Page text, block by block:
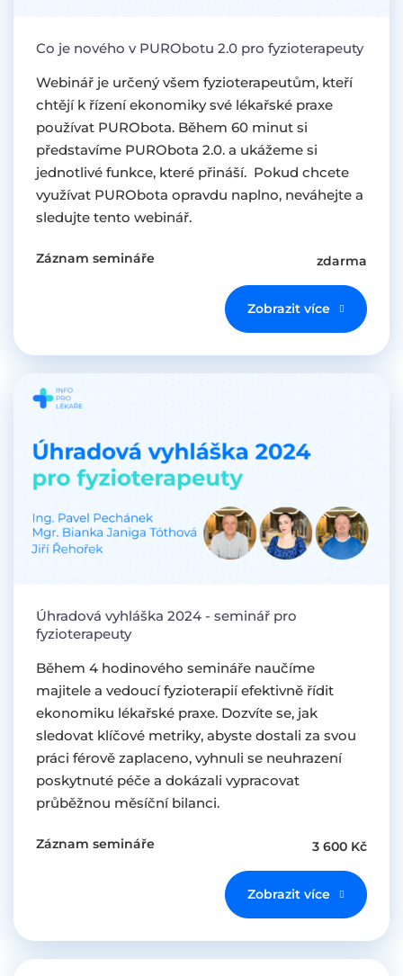
Co je nového v PURObotu 2.0 pro fyzioterapeuty
Webinář je určený všem fyzioterapeutům, kteří
chtějí k řízení ekonomiky své lékařské praxe
používat PURObota. Během 60 minut si
představíme PURObota 2.0. a ukážeme si
jednotlivé funkce, které přináší. Pokud chcete
využívat PURObota opravdu naplno, neváhejte a
sledujte tento webinář.
Záznam semináře zdarma
Zobrazit více
Úhradová vyhláška 2024 - seminář pro
fyzioterapeuty
Během 4 hodinového semináře naučíme
majitele a vedoucí fyzioterapií efektivně řídit
ekonomiku lékařské praxe. Dozvíte se, jak
sledovat klíčové metriky, abyste dostali za svou
práci férově zaplaceno, vyhnuli se neuhrazení
poskytnuté péče a dokázali vypracovat
průběžnou měsíční bilanci.
Záznam semináře 3 600 Kč
Zobrazit více